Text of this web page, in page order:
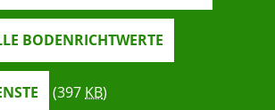
BODENRICHTWERTE
(397 KB)